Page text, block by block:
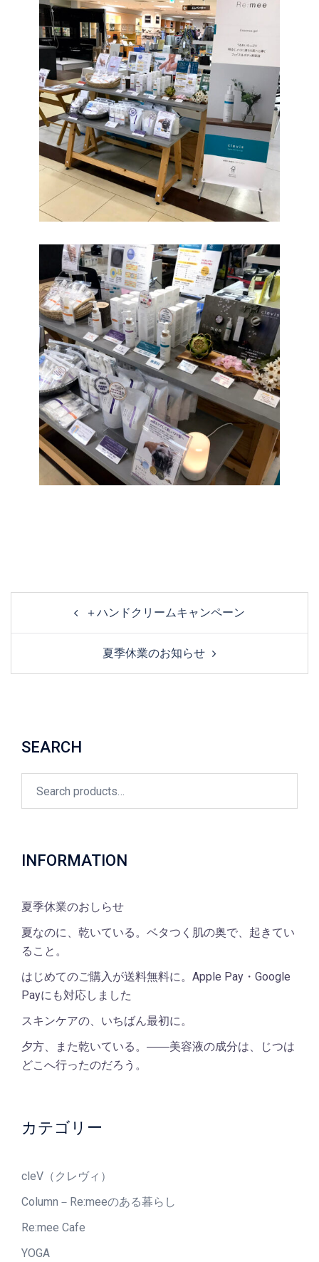
navigation
＋ハンドクリームキャンペーン
夏季休業のお知らせ
SEARCH
INFORMATION
夏季休業のおしらせ
夏なのに、乾いている。ベタつく肌の奥で、起きてい
ること。
はじめてのご購入が送料無料に。Apple Pay・Google
Payにも対応しました
スキンケアの、いちばん最初に。
夕方、また乾いている。――美容液の成分は、じつは
どこへ行ったのだろう。
カテゴリー
cleV（クレヴィ）
Column－Re:meeのある暮らし
Re:mee Cafe
YOGA